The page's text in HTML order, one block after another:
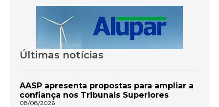
Últimas notícias
AASP apresenta propostas para ampliar a
confiança nos Tribunais Superiores
08/08/2026